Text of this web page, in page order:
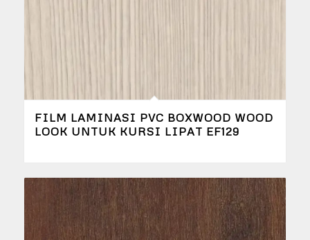
FILM LAMINASI PVC BOXWOOD WOOD
LOOK UNTUK KURSI LIPAT EF129